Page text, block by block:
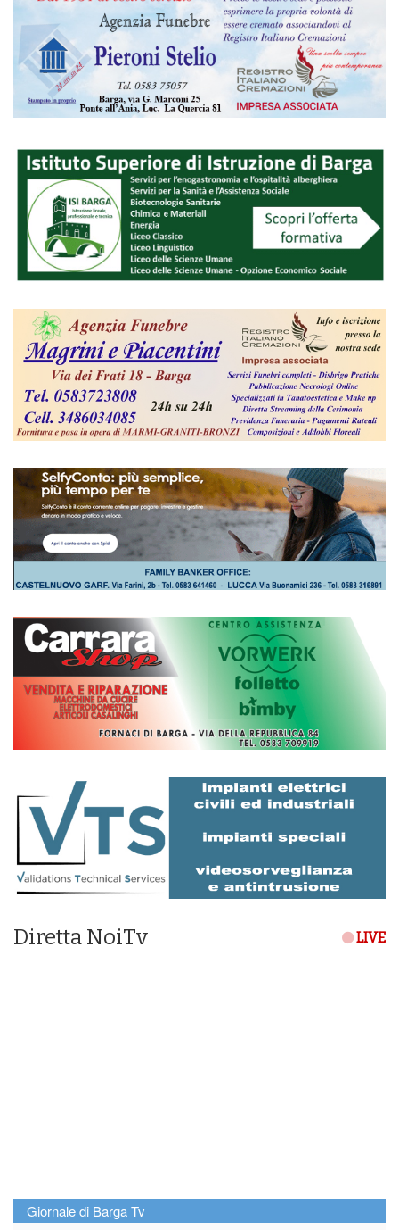
Diretta NoiTv LIVE
Giornale di Barga Tv